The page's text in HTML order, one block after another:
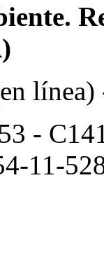
-
11-